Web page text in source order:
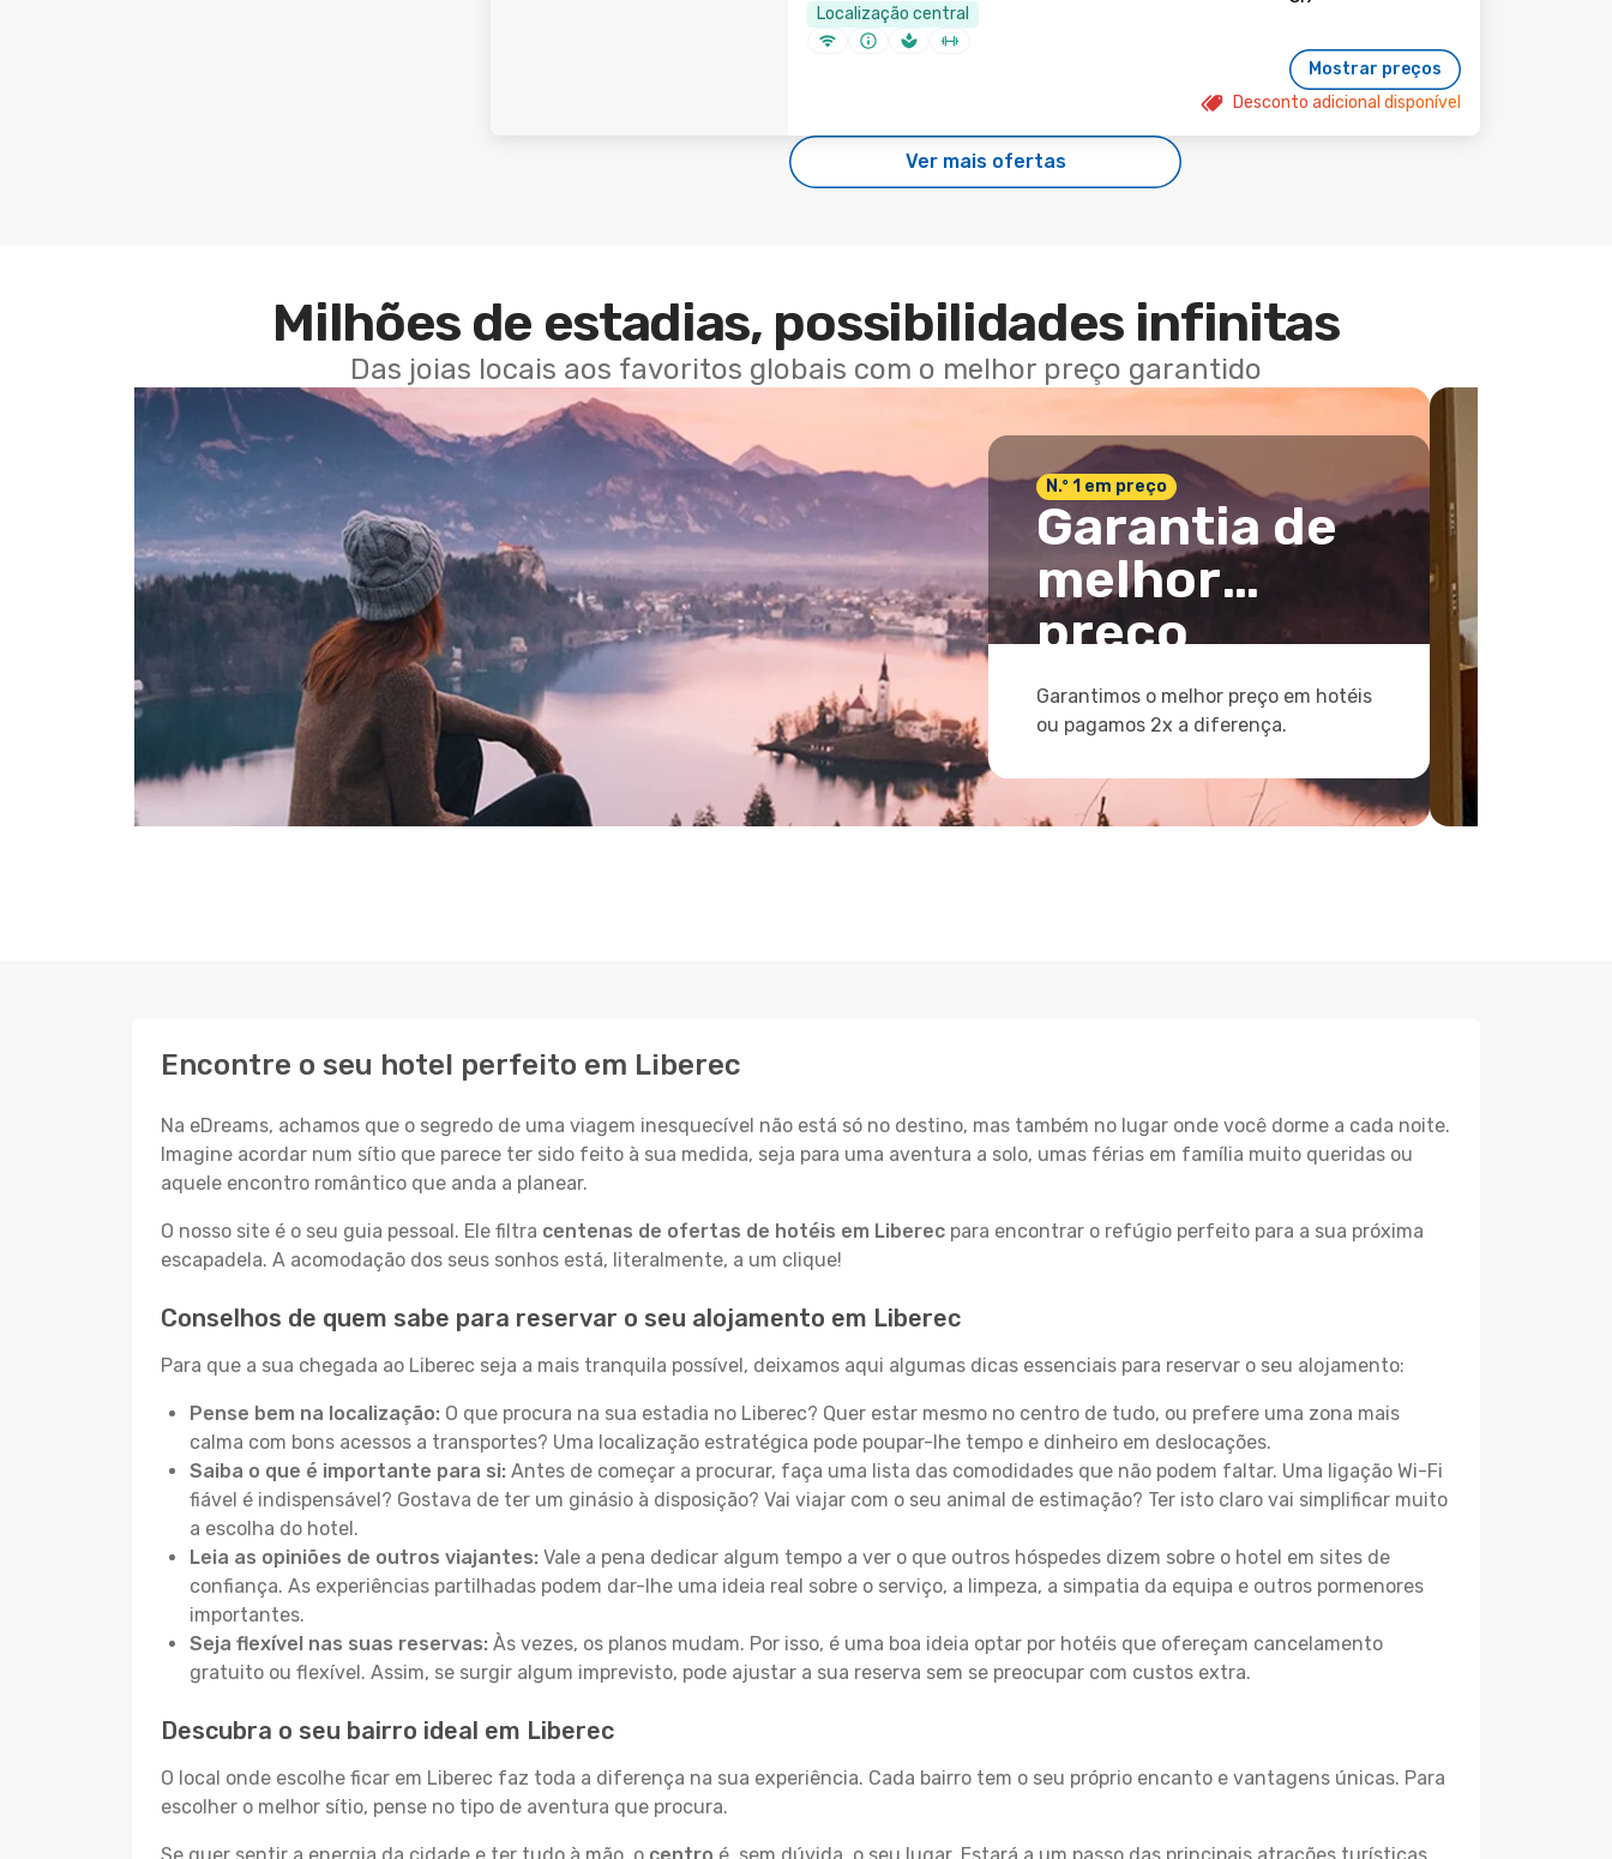
Localização central
Mostrar preços
Desconto adicional disponível
Ver mais ofertas
Milhões de estadias, possibilidades infinitas
Das joias locais aos favoritos globais com o melhor preço garantido
N.º 1 em preço
Garantia de
melhor
preço
Garantimos o melhor preço em hotéis
ou pagamos 2x a diferença.
Encontre o seu hotel perfeito em Liberec
Na eDreams, achamos que o segredo de uma viagem inesquecível não está só no destino, mas também no lugar onde você dorme a cada noite.
Imagine acordar num sítio que parece ter sido feito à sua medida, seja para uma aventura a solo, umas férias em família muito queridas ou
aquele encontro romântico que anda a planear.
O nosso site é o seu guia pessoal. Ele filtra centenas de ofertas de hotéis em Liberec para encontrar o refúgio perfeito para a sua próxima
escapadela. A acomodação dos seus sonhos está, literalmente, a um clique!
Conselhos de quem sabe para reservar o seu alojamento em Liberec
Para que a sua chegada ao Liberec seja a mais tranquila possível, deixamos aqui algumas dicas essenciais para reservar o seu alojamento:
Pense bem na localização: O que procura na sua estadia no Liberec? Quer estar mesmo no centro de tudo, ou prefere uma zona mais
calma com bons acessos a transportes? Uma localização estratégica pode poupar-lhe tempo e dinheiro em deslocações.
Saiba o que é importante para si: Antes de começar a procurar, faça uma lista das comodidades que não podem faltar. Uma ligação Wi-Fi
fiável é indispensável? Gostava de ter um ginásio à disposição? Vai viajar com o seu animal de estimação? Ter isto claro vai simplificar muito
a escolha do hotel.
Leia as opiniões de outros viajantes: Vale a pena dedicar algum tempo a ver o que outros hóspedes dizem sobre o hotel em sites de
confiança. As experiências partilhadas podem dar-lhe uma ideia real sobre o serviço, a limpeza, a simpatia da equipa e outros pormenores
importantes.
Seja flexível nas suas reservas: Às vezes, os planos mudam. Por isso, é uma boa ideia optar por hotéis que ofereçam cancelamento
gratuito ou flexível. Assim, se surgir algum imprevisto, pode ajustar a sua reserva sem se preocupar com custos extra.
Descubra o seu bairro ideal em Liberec
O local onde escolhe ficar em Liberec faz toda a diferença na sua experiência. Cada bairro tem o seu próprio encanto e vantagens únicas. Para
escolher o melhor sítio, pense no tipo de aventura que procura.